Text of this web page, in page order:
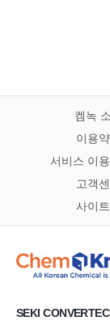
켐녹
이용
서비스 이
고객
사이
SEKI